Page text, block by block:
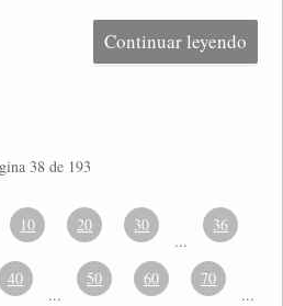
Continuar leyendo
38 de 193
10 20 30
...
36
40
...
50 60 70
...